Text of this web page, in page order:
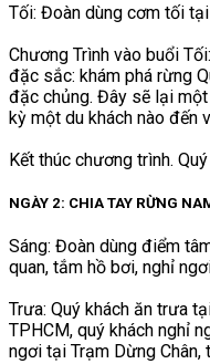
Tối: Đoàn dùng cơm tối tại
Chương Trình vào buổi
đặc sắc: khám phá rừng
đặc chủng. Đây sẽ lại
kỳ một du khách nào đến
Kết thúc chương trình.
NGÀY 2: CHIA TAY RỪNG
Sáng: Đoàn dùng điểm
quan, tắm hồ bơi, nghỉ
Trưa: Quý khách ăn trưa
TPHCM, quý khách nghỉ
ngơi tại Trạm Dừng Chân,